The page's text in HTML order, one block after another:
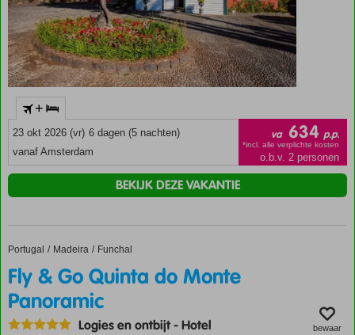
+
23 okt 2026 (vr) 6 dagen (5 nachten)
vanaf Amsterdam
va 634 p.p.
*incl. alle verplichte kosten
o.b.v. 2 personen
BEKIJK DEZE VAKANTIE
Home
Portugal Madeira Funchal
Fly & Go Quinta do Monte Panoramic
Fly & Go Quinta do Monte
Panoramic
Logies en ontbijt-Hotel bewaar